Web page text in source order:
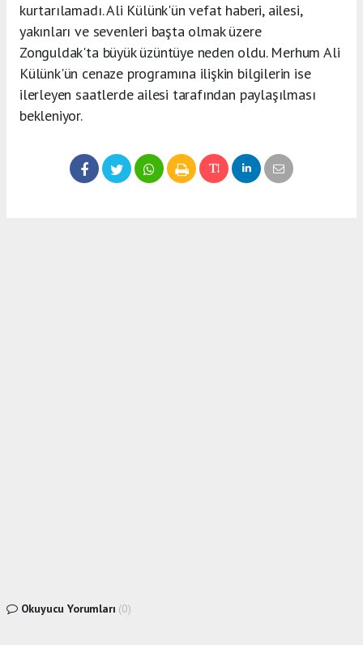
kurtarılamadı. Ali Külünk'ün vefat haberi, ailesi,
yakınları ve sevenleri başta olmak üzere
Zonguldak'ta büyük üzüntüye neden oldu. Merhum Ali
Külünk'ün cenaze programına ilişkin bilgilerin ise
ilerleyen saatlerde ailesi tarafından paylaşılması
bekleniyor.
Okuyucu Yorumları (0)